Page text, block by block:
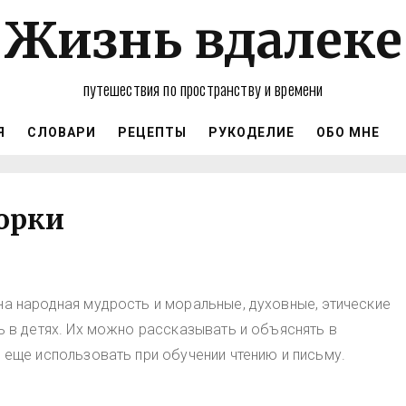
Жизнь вдалеке
путешествия по пространству и времени
СЛОВАРИ РЕЦЕПТЫ РУКОДЕЛИЕ ОБО МНЕ
народная мудрость и моральные, духовные, этические
в детях. Их можно рассказывать и объяснять в
использовать при обучении чтению и письму.